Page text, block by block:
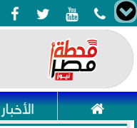
   
 الأخبار